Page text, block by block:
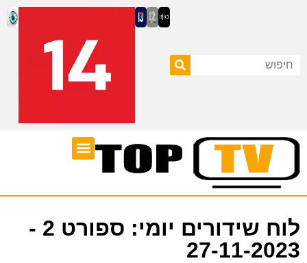
לוח שידורים יומי: ספורט 2 -
27-11-2023